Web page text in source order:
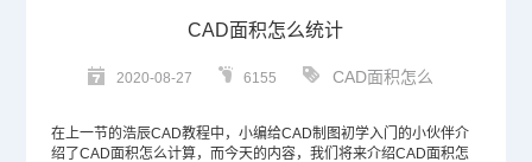
CAD面积怎么统计
2020-08-27 6155 CAD面积怎么
在上一节的浩辰CAD教程中，小编给CAD制图初学入门的小伙伴介
绍了CAD面积怎么计算，而今天的内容，我们将来介绍CAD面积怎